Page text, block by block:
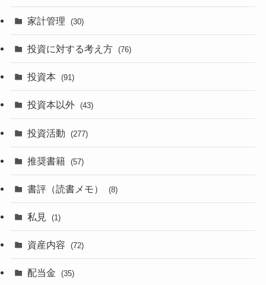
家計管理 (30)
投資に対する考え方 (76)
投資本 (91)
投資本以外 (43)
投資活動 (277)
推奨書籍 (57)
書評（読書メモ） (8)
私見 (1)
資産内容 (72)
配当金 (35)